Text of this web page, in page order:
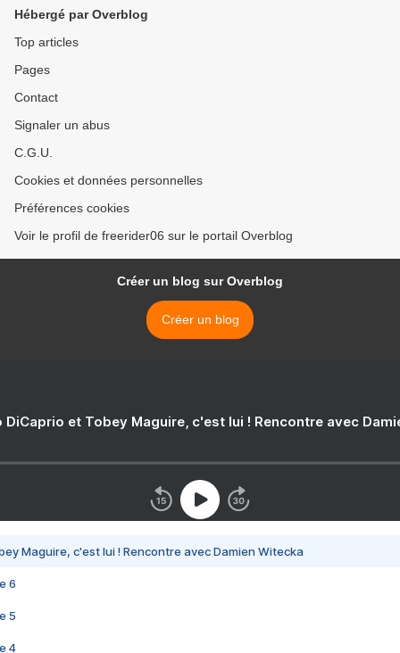
Hébergé par Overblog
Top articles
Pages
Contact
Signaler un abus
C.G.U.
Cookies et données personnelles
Préférences cookies
Voir le profil de freerider06 sur le portail Overblog
Créer un blog sur Overblog
Créer un blog
DiCaprio et Tobey Maguire, c'est lui ! Rencontre avec
Maguire, c'est lui ! Rencontre avec Damien Witecka
6
5
4